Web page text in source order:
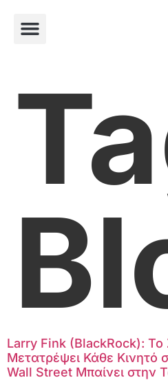
Larry Fink (BlackRock): Το
Μετατρέψει Κάθε Κινητό
Wall Street Μπαίνει στην